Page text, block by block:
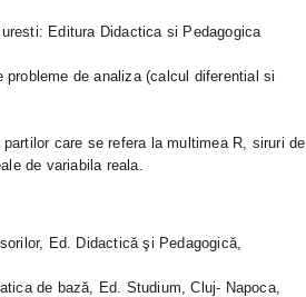
Editura Didactica si Pedagogica
de analiza (calcul diferential si
care se refera la multimea R, siruri de
de variabila reala.
Ed. Didactică şi Pedagogică,
de bază, Ed. Studium, Cluj- Napoca,